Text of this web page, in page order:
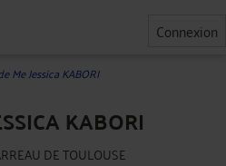
Connexion
Me Jessica KABORI
KABORI
DE TOULOUSE